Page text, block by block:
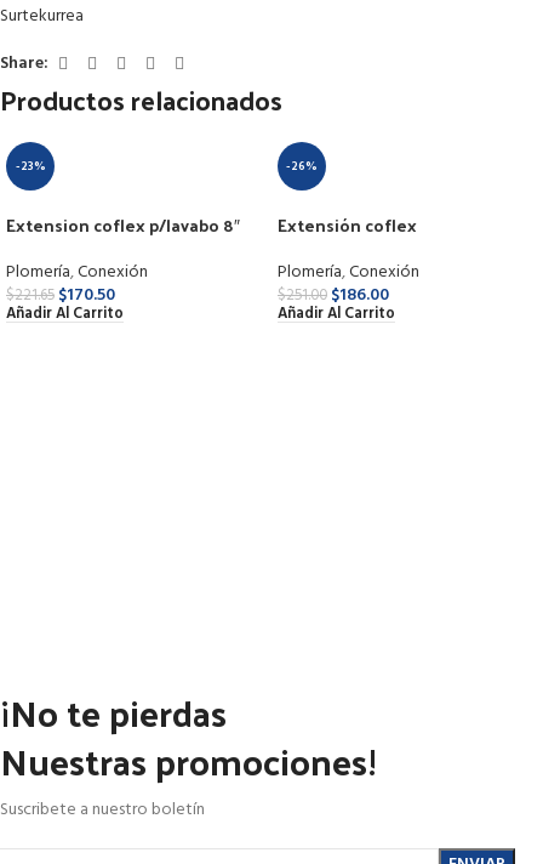
Surtekurrea
Share:
Productos relacionados
-23%
Extension coflex p/lavabo 8″
Plomería,Conexión
$221.65 $170.50
Añadir Al Carrito
-26%
Extensión coflex
Plomería,Conexión
$251.00 $186.00
Añadir Al Carrito
¡No te pierdas
Nuestras promociones!
Suscribete a nuestro boletín